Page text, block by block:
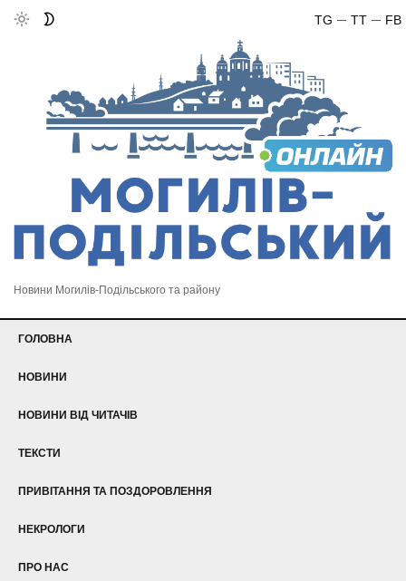
FB
TT
TG
Новини Могилів-Подільського та району
ГОЛОВНА
НОВИНИ
НОВИНИ ВІД ЧИТАЧІВ
ТЕКСТИ
ПРИВІТАННЯ ТА ПОЗДОРОВЛЕННЯ
НЕКРОЛОГИ
ПРО НАС